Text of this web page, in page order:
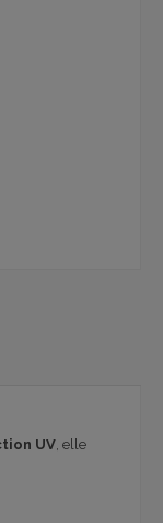
UV, elle